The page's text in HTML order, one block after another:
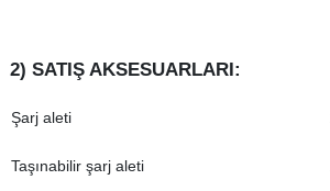
2) SATIŞ AKSESUARLARI:
Şarj aleti
Taşınabilir şarj aleti